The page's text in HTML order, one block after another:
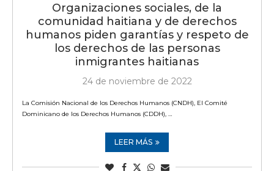
Organizaciones sociales, de la
comunidad haitiana y de derechos
humanos piden garantías y respeto de
los derechos de las personas
inmigrantes haitianas
24 de noviembre de 2022
La Comisión Nacional de los Derechos Humanos (CNDH), El Comité
Dominicano de los Derechos Humanos (CDDH), …
LEER MÁS